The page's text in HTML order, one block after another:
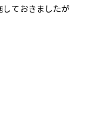
しておきましたが